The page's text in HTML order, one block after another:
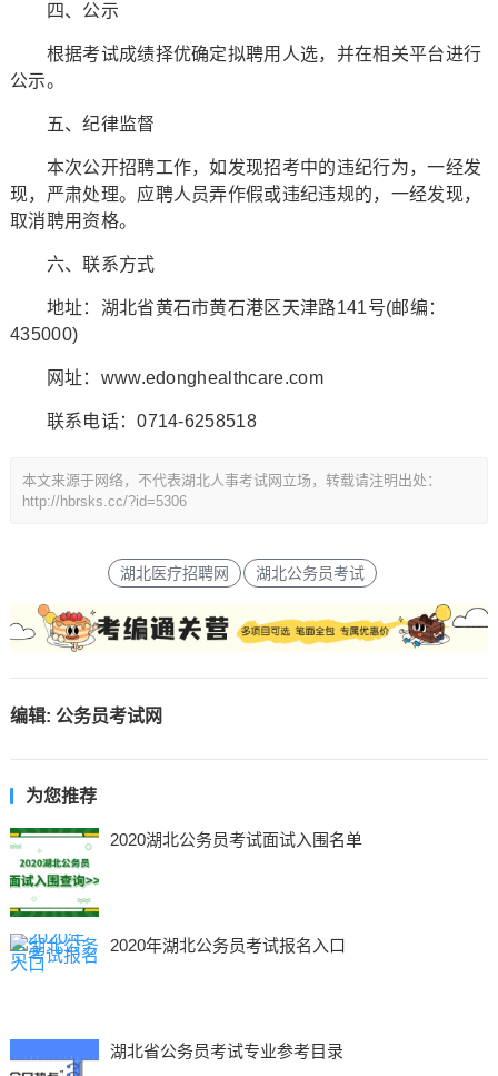
四、公示
根据考试成绩择优确定拟聘用人选，并在相关平台进行
公示。
五、纪律监督
本次公开招聘工作，如发现招考中的违纪行为，一经发
现，严肃处理。应聘人员弄作假或违纪违规的，一经发现，
取消聘用资格。
六、联系方式
地址：湖北省黄石市黄石港区天津路141号(邮编：
435000)
网址：www.edonghealthcare.com
联系电话：0714-6258518
本文来源于网络，不代表湖北人事考试网立场，转载请注明出处：
http://hbrsks.cc/?id=5306
湖北医疗招聘网 湖北公务员考试
编辑: 公务员考试网
为您推荐
2020湖北公务员考试面试入围名单
2020年湖北公务员考试报名入口
湖北省公务员考试专业参考目录